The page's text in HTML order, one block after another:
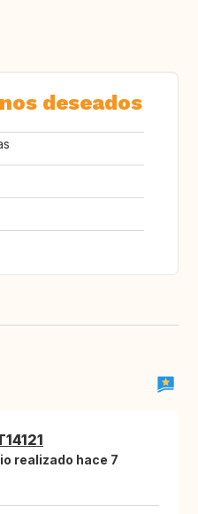
deseados
realizado hace 7